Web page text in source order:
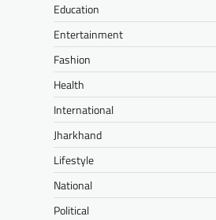
Education
Entertainment
Fashion
Health
International
Jharkhand
Lifestyle
National
Political